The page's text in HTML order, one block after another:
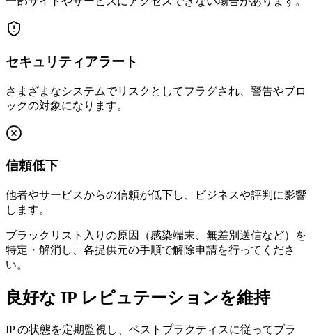
セキュリティアラート
さまざまなシステムでリスクとしてフラグされ、警告やブロ
ックの対象になります。
信頼低下
他者やサービスからの信頼が低下し、ビジネスや評判に影響
します。
ブラックリスト入りの原因（感染端末、無差別送信など）を
特定・解消し、各提供元の手順で解除申請を行ってくださ
い。
良好な IP レピュテーションを維持
IP の状態を定期監視し、ベストプラクティスに従ってブラ